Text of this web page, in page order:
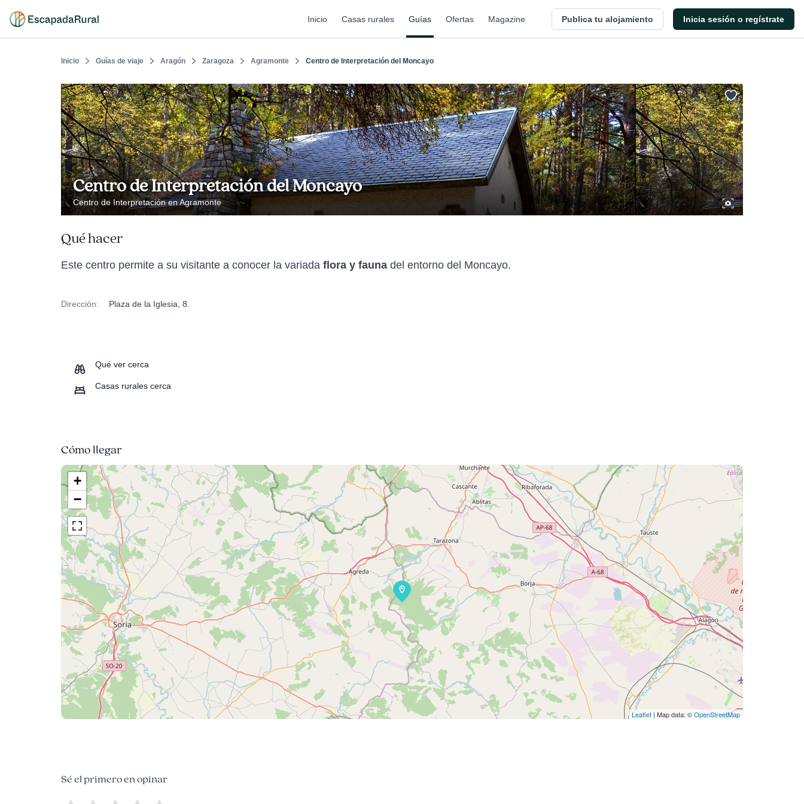
Inicio Casas rurales Guías Ofertas Magazine Publica tu alojamiento Inicia sesión o regístrate
Inicio Guías de viaje Aragón Zaragoza Agramonte Centro de Interpretación del Moncayo
Centro de Interpretación del Moncayo
Centro de Interpretación en Agramonte
Qué hacer
Este centro permite a su visitante a conocer la variada flora y fauna del entorno del Moncayo.
Dirección: Plaza de la Iglesia, 8.
Qué ver cerca
Casas rurales cerca
Cómo llegar
+
−
Leaflet | Map data: ©OpenStreetMap
Sé el primero en opinar